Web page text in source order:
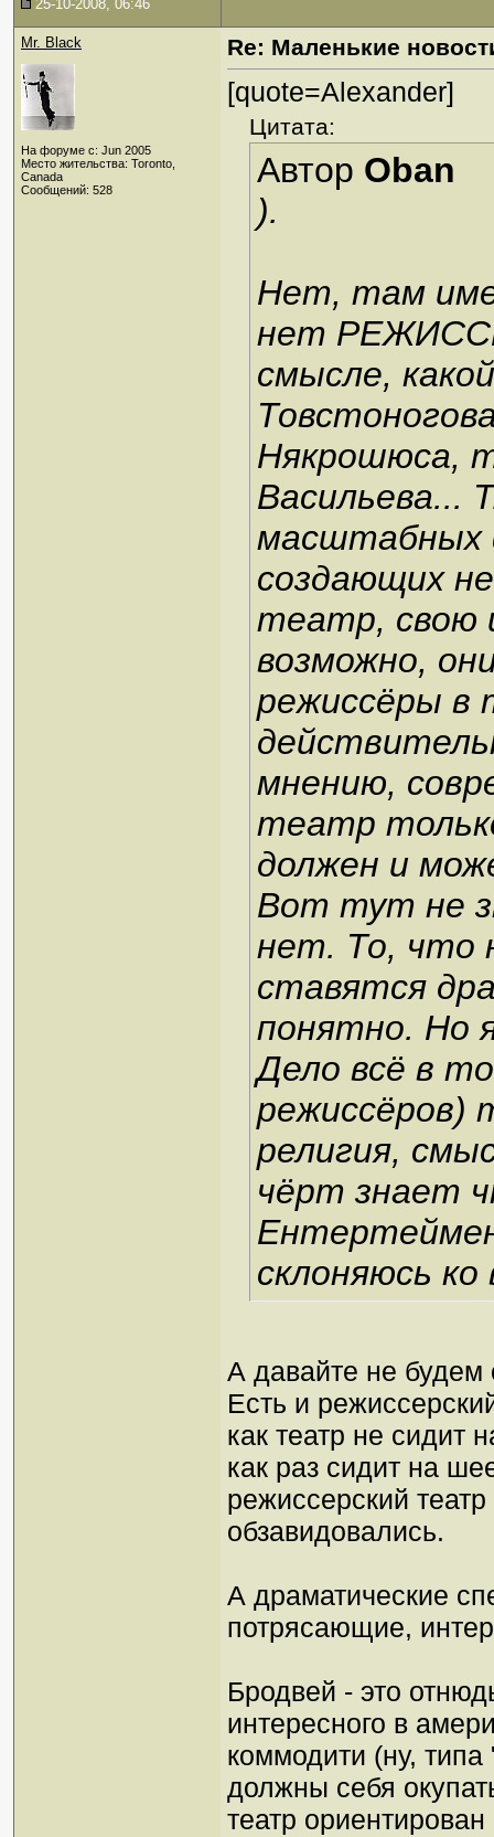
25-10-2008, 06:46
Mr. Black
На форуме с: Jun 2005
Место жительства: Toronto,
Canada
Сообщений: 528
Re: Маленькие
[quote=Alexander]
Цитата:
Автор Oban
).
Нет, там
нет
смысле,
Някрошюса,
Васильева...
масштабных
создающих
театр, свою
возможно,
режиссёры в
мнению,
театр
должен и
Вот тут не
нет. То, что
ставятся
понятно. Но
Дело всё в
религия,
чёрт знает
склоняюсь
А давайте не будем
Есть и
как театр не сидит
как раз сидит на
режиссерский
обзавидовались.
А драматические
потрясающие,
Бродвей - это
интересного в
коммодити (ну, типа
должны себя
театр